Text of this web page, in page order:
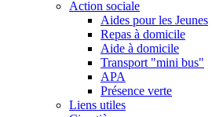
Action sociale
Aides pour les Jeunes
Repas à domicile
Aide à domicile
Transport "mini bus"
APA
Présence verte
Liens utiles